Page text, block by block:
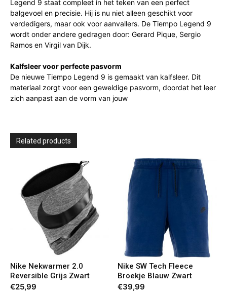
Legend 9 staat compleet in het teken van een perfect
balgevoel en precisie. Hij is nu niet alleen geschikt voor
verdedigers, maar ook voor aanvallers. De Tiempo Legend 9
wordt onder andere gedragen door: Gerard Pique, Sergio
Ramos en Virgil van Dijk.
Kalfsleer voor perfecte pasvorm
De nieuwe Tiempo Legend 9 is gemaakt van kalfsleer. Dit
materiaal zorgt voor een geweldige pasvorm, doordat het leer
zich aanpast aan de vorm van jouw
Related products
Nike Nekwarmer 2.0
Reversible Grijs Zwart
€25,99
Nike SW Tech Fleece
Broekje Blauw Zwart
€39,99